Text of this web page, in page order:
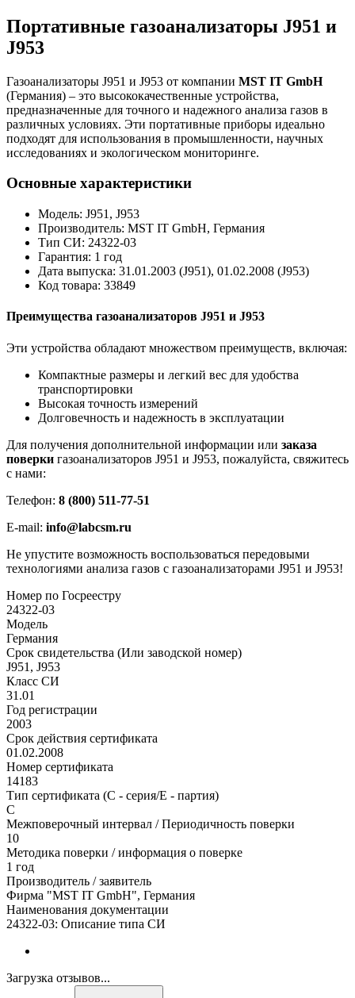
Портативные газоанализаторы J951 и
J953
Газоанализаторы J951 и J953 от компании MST IT GmbH
(Германия) – это высококачественные устройства,
предназначенные для точного и надежного анализа газов в
различных условиях. Эти портативные приборы идеально
подходят для использования в промышленности, научных
исследованиях и экологическом мониторинге.
Основные характеристики
Модель: J951, J953
Производитель: MST IT GmbH, Германия
Тип СИ: 24322-03
Гарантия: 1 год
Дата выпуска: 31.01.2003 (J951), 01.02.2008 (J953)
Код товара: 33849
Преимущества газоанализаторов J951 и J953
Эти устройства обладают множеством преимуществ, включая:
Компактные размеры и легкий вес для удобства
транспортировки
Высокая точность измерений
Долговечность и надежность в эксплуатации
Для получения дополнительной информации или заказа
поверки газоанализаторов J951 и J953, пожалуйста, свяжитесь
с нами:
Телефон: 8 (800) 511-77-51
E-mail: info@labcsm.ru
Не упустите возможность воспользоваться передовыми
технологиями анализа газов с газоанализаторами J951 и J953!
Номер по Госреестру
24322-03
Модель
Германия
Срок свидетельства (Или заводской номер)
J951, J953
Класс СИ
31.01
Год регистрации
2003
Срок действия сертификата
01.02.2008
Номер сертификата
14183
Тип сертификата (C - серия/E - партия)
С
Межповерочный интервал / Периодичность поверки
10
Методика поверки / информация о поверке
1 год
Производитель / заявитель
Фирма "MST IT GmbH", Германия
Наименования документации
24322-03: Описание типа СИ
Загрузка отзывов...